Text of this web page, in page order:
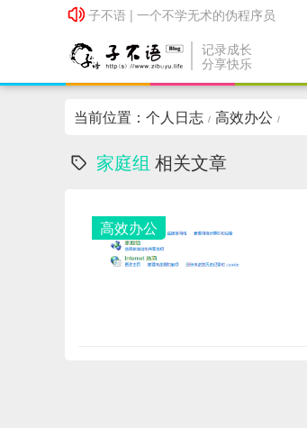
子不语 | 一个不学无术的伪程序员
记录成长
分享快乐
当前位置： 个人日志 / 高效办公 /
家庭组 相关文章
高效办公